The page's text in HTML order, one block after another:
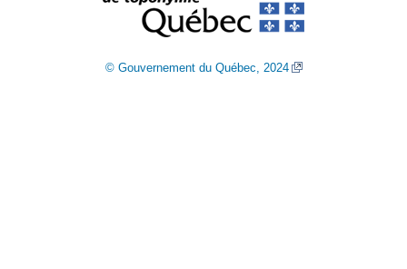
© Gouvernement du Québec, 2024